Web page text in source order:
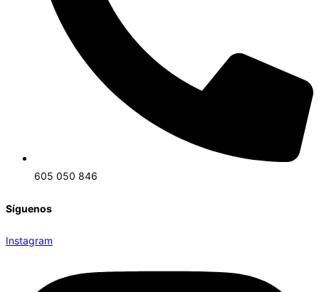
605 050 846
Síguenos
Instagram